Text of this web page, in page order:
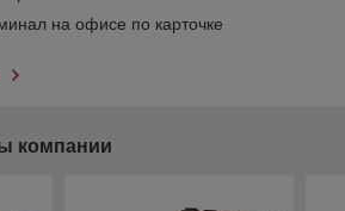
на офисе по карточке
компании